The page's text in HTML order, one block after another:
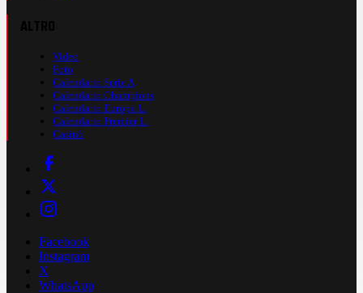
Video
Foto
Calendario Serie A
Calendario Champions
Calendario Europa L.
Calendario Premier L.
Casinò
Facebook
Instagram
X
WhatsApp